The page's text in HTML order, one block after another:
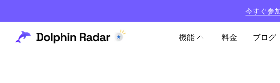
今すぐ参
機能 料金 ブログ